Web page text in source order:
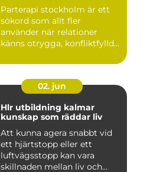
Parterapi stockholm är ett
sökord som allt fler
använder när relationer
känns otrygga, konfliktfylld...
02. jun
Hlr utbildning kalmar
kunskap som räddar liv
Att kunna agera snabbt vid
ett hjärtstopp eller ett
luftvägsstopp kan vara
skillnaden mellan liv och...